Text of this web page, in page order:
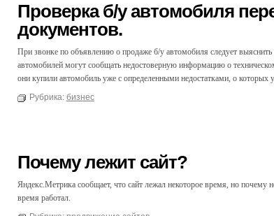
Проверка б/у автомобиля
документов.
При звонке по объявлению о продаже б/у автомобиля следует
автомобилей могут сообщать недостоверную информацию о
они купили автомобиль уже с определенными недостатками, о
Рубрика: бизнес
Почему лежит сайт?
Яндекс.Метрика сообщает, что сайт лежал некоторое время, но почему
время работал.